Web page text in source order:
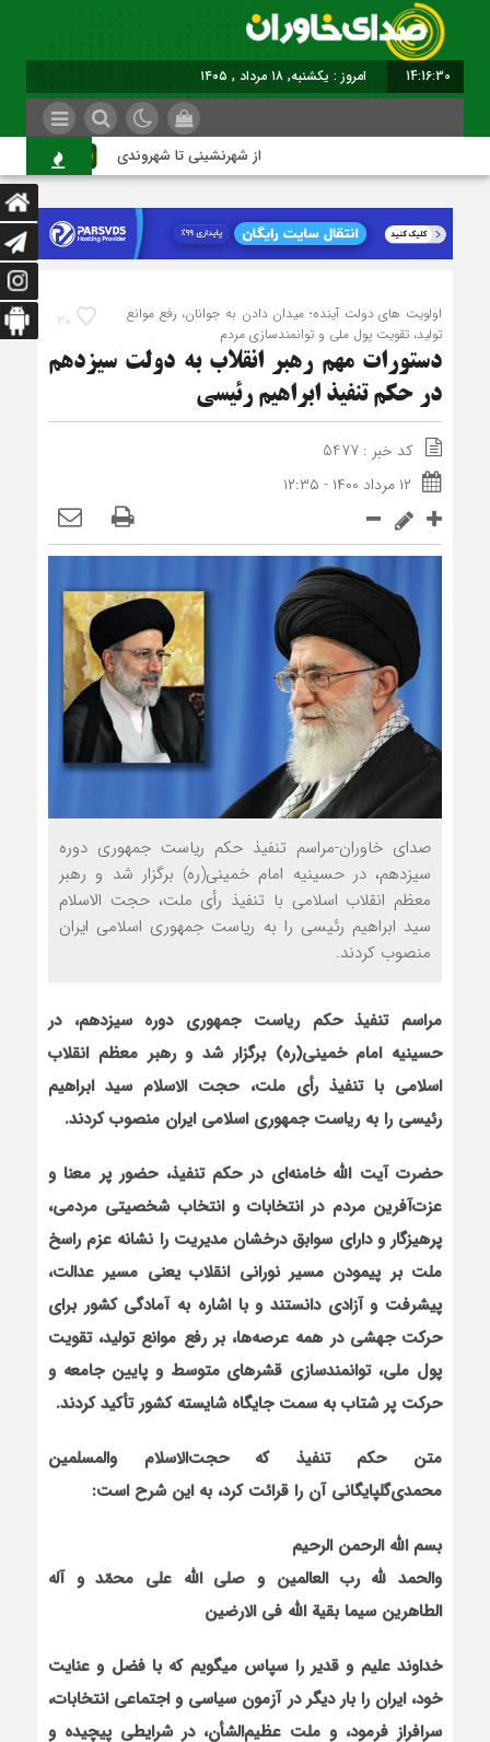
14:16:31 امروز : یکشنبه, ۱۸ مرداد , ۱۴۰۵
از شهرنشینی تا شهروندی
20
اولویت های دولت آینده؛ میدان دادن به جوانان، رفع موانع
تولید، تقویت پول ملی و توانمندسازی مردم
دستورات مهم رهبر انقلاب به دولت سیزدهم
در حکم تنفیذ ابراهیم رئیسی
کد خبر : 5477
۱۲ مرداد ۱۴۰۰ - ۱۲:۳۵
صدای خاوران-مراسم تنفیذ حکم ریاست جمهوری دوره
سیزدهم، در حسینیه امام خمینی(ره) برگزار شد و رهبر
معظم انقلاب اسلامی با تنفیذ رأی ملت، حجت الاسلام
سید ابراهیم رئیسی را به ریاست جمهوری اسلامی ایران
منصوب کردند.
مراسم تنفیذ حکم ریاست جمهوری دوره سیزدهم، در
حسینیه امام خمینی(ره) برگزار شد و رهبر معظم انقلاب
اسلامی با تنفیذ رأی ملت، حجت الاسلام سید ابراهیم
رئیسی را به ریاست جمهوری اسلامی ایران منصوب کردند.
حضرت آیت الله خامنه‌ای در حکم تنفیذ، حضور پر معنا و
عزت‌آفرین مردم در انتخابات و انتخاب شخصیتی مردمی،
پرهیزگار و دارای سوابق درخشان مدیریت را نشانه عزم راسخ
ملت بر پیمودن مسیر نورانی انقلاب یعنی مسیر عدالت،
پیشرفت و آزادی دانستند و با اشاره به آمادگی کشور برای
حرکت جهشی در همه عرصه‌ها، بر رفع موانع تولید، تقویت
پول ملی، توانمندسازی قشرهای متوسط و پایین جامعه و
حرکت پر شتاب به سمت جایگاه شایسته کشور تأکید کردند.
متن حکم تنفیذ که حجت‌الاسلام والمسلمین
محمدی‌گلپایگانی آن را قرائت کرد، به این شرح است:
بسم الله الرحمن الرحیم
والحمد لله رب العالمین و صلی الله علی محمّد و آله
الطاهرین سیما بقیة الله فی الارضین
خداوند علیم و قدیر را سپاس میگویم که با فضل و عنایت
خود، ایران را بار دیگر در آزمون سیاسی و اجتماعی انتخابات،
سرافراز فرمود، و ملت عظیم‌الشأن، در شرایطی پیچیده و